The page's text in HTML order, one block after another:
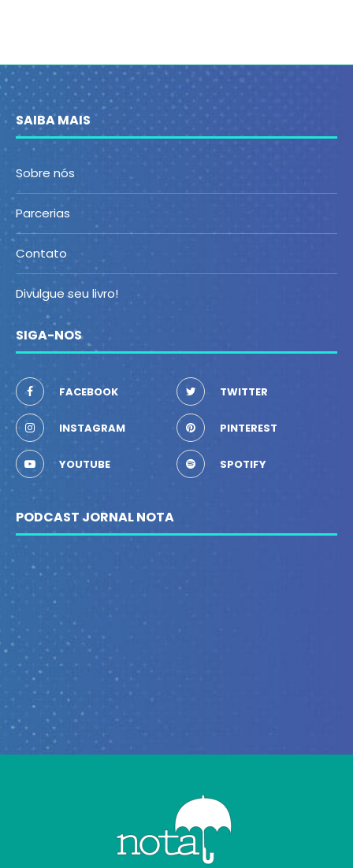
SAIBA MAIS
Sobre nós
Parcerias
Contato
Divulgue seu livro!
SIGA-NOS
FACEBOOK TWITTER
INSTAGRAM PINTEREST
YOUTUBE SPOTIFY
PODCAST JORNAL NOTA